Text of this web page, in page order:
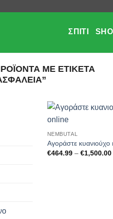
ΣΠΊΤΙ
ΜΕ ΕΤΙΚΈΤΑ
NEMBUTAL
Αγοράστε κυανιούχο
€464.99 – €1,500.00